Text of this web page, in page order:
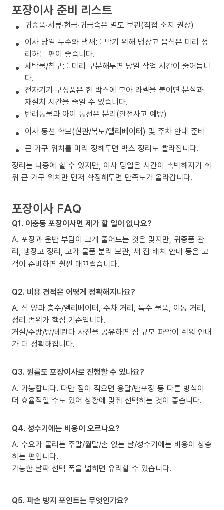
포장이사 준비 리스트
귀중품·서류·현금·귀금속은 별도 보관(직접 소지 권장)
이사 당일 누수와 냄새를 막기 위해 냉장고 음식은 미리 정
리하는 편이 좋습니다.
세탁물/침구를 미리 구분해두면 당일 작업 시간이 줄어듭니
다.
전자기기 구성품은 한 박스에 모아 라벨을 붙이면 분실과
재설치 시간을 줄일 수 있습니다.
반려동물과 아이 동선은 분리(안전사고 예방)
이사 동선 확보(현관/복도/엘리베이터) 및 주차 안내 준비
큰 가구 위치를 미리 정해두면 박스 정리도 빨라집니다.
정리는 나중에 할 수 있지만, 이사 당일은 시간이 촉박해지기 쉬
워 큰 가구 위치만 먼저 확정해두면 만족도가 올라갑니다.
포장이사 FAQ
Q1. 이충동 포장이사면 제가 할 일이 없나요?
A. 포장과 운반 부담이 크게 줄어드는 것은 맞지만, 귀중품 관
리, 냉장고 정리, 고가 물품 분리 보관, 새 집 배치 안내 등은 고
객이 준비하면 훨씬 매끄럽습니다.
Q2. 비용 견적은 어떻게 정확해지나요?
A. 짐 양과 층수/엘리베이터, 주차 거리, 특수 물품, 이동 거리,
정리 범위가 핵심 기준입니다.
거실/주방/방/베란다 사진을 공유하면 짐 규모 파악이 쉬워 안내
가 더 정확해집니다.
Q3. 원룸도 포장이사로 진행할 수 있나요?
A. 가능합니다. 다만 짐이 적으면 용달/반포장 등 다른 방식이
더 효율적일 수도 있어 상황에 맞춰 선택하는 것이 좋습니다.
Q4. 성수기에는 비용이 오르나요?
A. 수요가 몰리는 주말/월말/손 없는 날/성수기에는 비용이 상승
하는 편입니다.
가능한 날짜 선택 폭을 넓히면 유리할 수 있습니다.
Q5. 파손 방지 포인트는 무엇인가요?